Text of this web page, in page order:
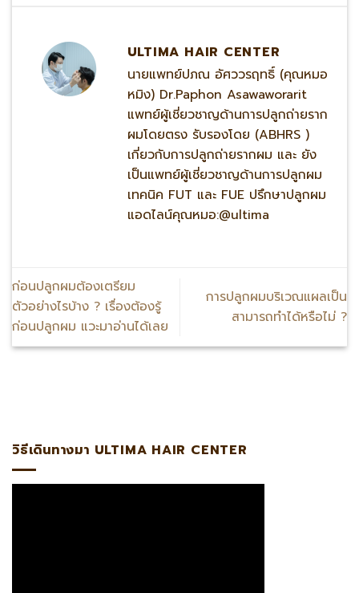
ULTIMA HAIR CENTER
นายแพทย์ปภณ อัศววรฤทธิ์ (คุณหมอ
หมิง) Dr.Paphon Asawaworarit
แพทย์ผู้เชี่ยวชาญด้านการปลูกถ่ายราก
ผมโดยตรง รับรองโดย (ABHRS )
เกี่ยวกับการปลูกถ่ายรากผม และ ยัง
เป็นแพทย์ผู้เชี่ยวชาญด้านการปลูกผม
เทคนิค FUT และ FUE ปรึกษาปลูกผม
แอดไลน์คุณหมอ:@ultima
ก่อนปลูกผมต้องเตรียม
ตัวอย่างไรบ้าง ? เรื่องต้องรู้
ก่อนปลูกผม แวะมาอ่านได้เลย
การปลูกผมบริเวณแผลเป็น
สามารถทำได้หรือไม่ ?
วิธีเดินทางมา ULTIMA HAIR CENTER